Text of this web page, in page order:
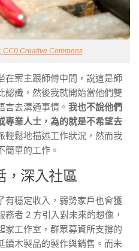
CC0 Creative Commons
在案主跟師傅中間，說這是師
認識，然後我就開始當他們雙
言去溝通事情。 我也不說他們
專業人士，為的就是不希望去
輕鬆地描述工作狀況，然而我
簡單的工作。
，深入社區
有穩定收入，弱勢家戶也會獲
者 2 方引入對未來的想像，
家工作室，群眾募資所支撐的
續木製品的製作與銷售。而未